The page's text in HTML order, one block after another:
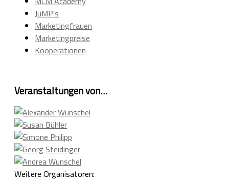
JuMP's
Marketingfrauen
Marketingpreise
Kooperationen
Veranstaltungen von…
Weitere Organisatoren: